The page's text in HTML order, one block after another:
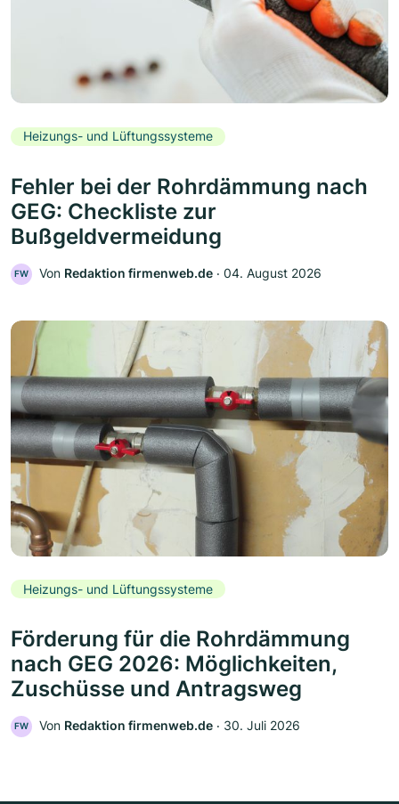
Heizungs- und Lüftungssysteme
Fehler bei der Rohrdämmung nach
GEG: Checkliste zur
Bußgeldvermeidung
FW Von Redaktion firmenweb.de ‧ 04. August 2026
Heizungs- und Lüftungssysteme
Förderung für die Rohrdämmung
nach GEG 2026: Möglichkeiten,
Zuschüsse und Antragsweg
FW Von Redaktion firmenweb.de ‧ 30. Juli 2026